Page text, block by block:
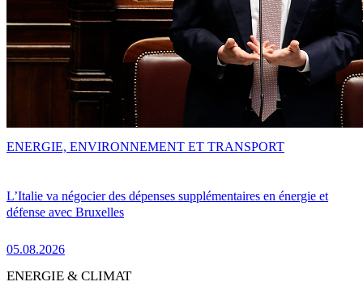
L’Italie va négocier des dépenses supplémentaires en énergie et
défense avec Bruxelles
05.08.2026
ENERGIE, ENVIRONNEMENT ET TRANSPORT
ENERGIE & CLIMAT